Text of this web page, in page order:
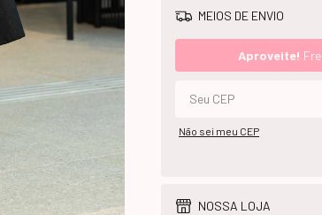
MEIOS DE ENVIO
Aproveite!
Não sei meu CEP
NOSSA LOJA